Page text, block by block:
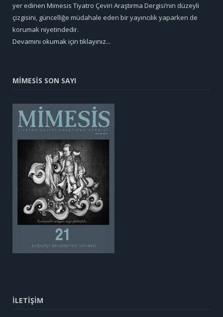
yer edinen Mimesis Tiyatro Çeviri Araştırma Dergisi’nin düzeyli
çizgisini, güncelliğe müdahale eden bir yayıncılık yaparken de
korumak niyetindedir.
Devamını okumak için tıklayınız...
MİMESİS SON SAYI
İLETİŞİM